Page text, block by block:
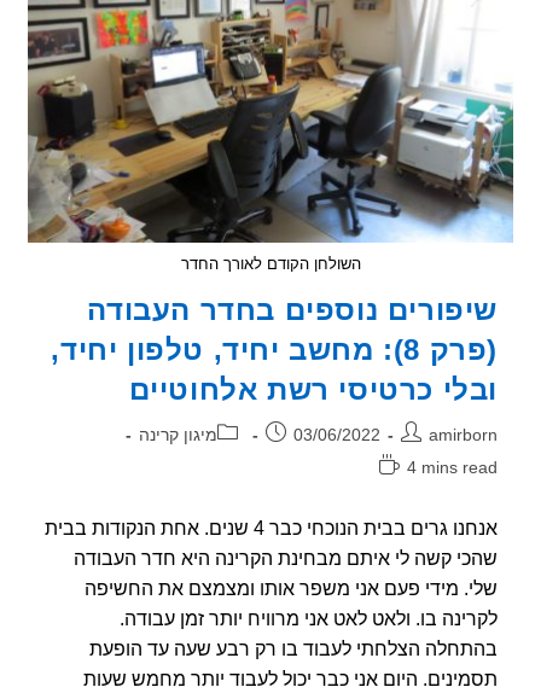
השולחן הקודם לאורך החדר
נוספים בחדר העבודה
(פרק 8): מחשב יחיד, טלפון יחיד,
כרטיסי רשת אלחוטיים
פורסם:
03/06/2022 קטגוריה:מיגון קרינה
4 mins
אנחנו גרים בבית הנוכחי כבר 4 שנים. אחת הנקודות בבית
קשה לי איתם מבחינת הקרינה היא חדר העבודה
מידי פעם אני משפר אותו ומצמצם את החשיפה
בו. ולאט לאט אני מרוויח יותר זמן עבודה.
הצלחתי לעבוד בו רק רבע שעה עד הופעת
היום אני כבר יכול לעבוד יותר מחמש שעות